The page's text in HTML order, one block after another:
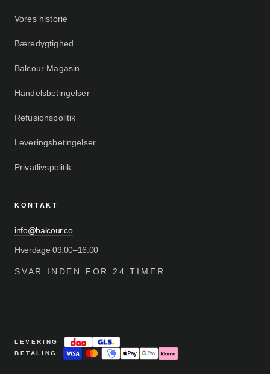
Vores historie
Bæredygtighed
Balcour Magasin
Handelsbetingelser
Refusionspolitik
Leveringsbetingelser
Privatlivspolitik
KONTAKT
info@balcour.co
Hverdage 09:00–16:00
SVAR INDEN FOR 24 TIMER
LEVERING
BETALING